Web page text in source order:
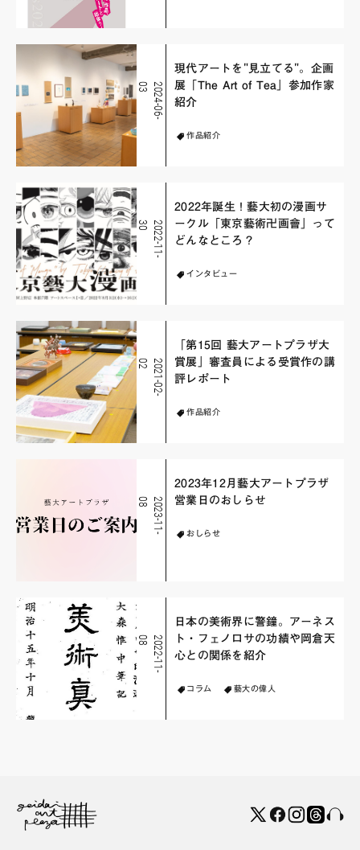
2
0
2
4
-
0
6
-
0
3
現代アートを"見立てる"。企画
展「The Art of Tea」参加作家
紹介
作品紹介
2
0
2
2
-
1
1
-
3
0
2022年誕生！藝大初の漫画サ
ークル「東京藝術卍画會」って
どんなところ？
インタビュー
2
0
2
1
-
0
2
-
0
2
「第15回 藝大アートプラザ大
賞展」審査員による受賞作の講
評レポート
作品紹介
2
0
2
3
-
1
1
-
0
8
2023年12月藝大アートプラザ
営業日のおしらせ
おしらせ
2
0
2
2
-
1
1
-
0
8
日本の美術界に警鐘。アーネス
ト・フェノロサの功績や岡倉天
心との関係を紹介
コラム 藝大の偉人